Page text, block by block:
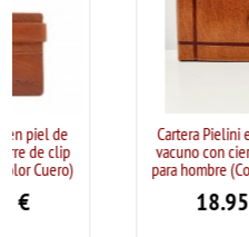
Cartera Pielini en piel de
vacuno con cierre de clip
para hombre (Color Cuero)